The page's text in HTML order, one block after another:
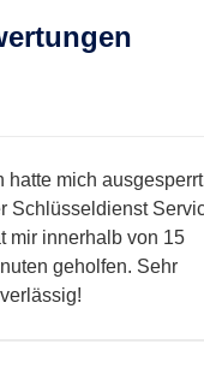
hatte mich ausgesperrt
Schlüsseldienst Service
mir innerhalb von 15
geholfen. Sehr